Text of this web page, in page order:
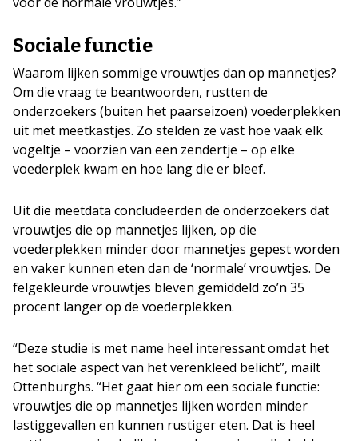
Sociale functie
Waarom lijken sommige vrouwtjes dan op mannetjes?
Om die vraag te beantwoorden, rustten de
onderzoekers (buiten het paarseizoen) voederplekken
uit met meetkastjes. Zo stelden ze vast hoe vaak elk
vogeltje – voorzien van een zendertje – op elke
voederplek kwam en hoe lang die er bleef.
Uit die meetdata concludeerden de onderzoekers dat
vrouwtjes die op mannetjes lijken, op die
voederplekken minder door mannetjes gepest worden
en vaker kunnen eten dan de ‘normale’ vrouwtjes. De
felgekleurde vrouwtjes bleven gemiddeld zo’n 35
procent langer op de voederplekken.
“Deze studie is met name heel interessant omdat het
het sociale aspect van het verenkleed belicht”, mailt
Ottenburghs. “Het gaat hier om een sociale functie:
vrouwtjes die op mannetjes lijken worden minder
lastiggevallen en kunnen rustiger eten. Dat is heel